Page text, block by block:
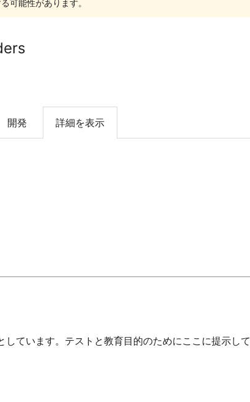
可能性があります。
開発 詳細を表示
ています。テストと教育目的のためにここに提示して